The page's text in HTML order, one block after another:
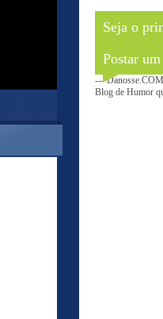
Seja o
Postar
---
Blog de Humor